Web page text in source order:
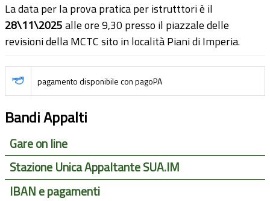
La data per la prova pratica per istrutttori è il
28\11\2025alle ore 9,30 presso il piazzale delle
revisioni della MCTC sito in località Piani di Imperia.
pagamento disponibile con pagoPA
Bandi Appalti
Gare on line
Stazione Unica Appaltante SUA.IM
IBAN e pagamenti